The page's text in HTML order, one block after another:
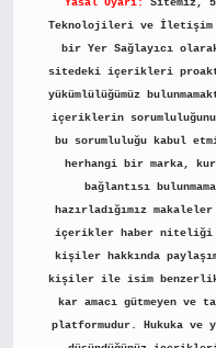
Yasal Uyarı:
Sitemiz,
Teknolojileri ve İletişim
bir Yer Sağlayıcı
sitedeki içerikleri
yükümlülüğümüz
içeriklerin
bu sorumluluğu kabul
herhangi bir marka,
bağlantısı
hazırladığımız
içerikler haber niteliği
kişiler hakkında
kişiler ile isim
kar amacı gütmeyen ve
platformudur. Hukuka ve